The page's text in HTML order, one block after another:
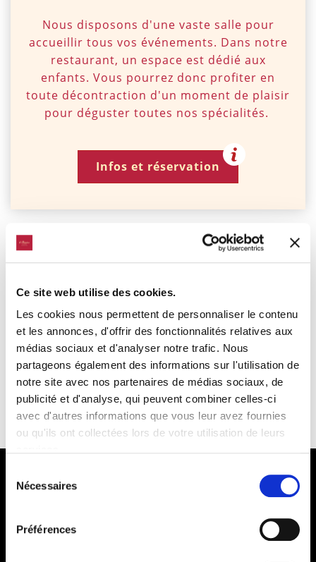
Ce site web utilise des cookies.
Les cookies nous permettent de personnaliser le contenu
et les annonces, d'offrir des fonctionnalités relatives aux
médias sociaux et d'analyser notre trafic. Nous
partageons également des informations sur l'utilisation de
notre site avec nos partenaires de médias sociaux, de
publicité et d'analyse, qui peuvent combiner celles-ci
avec d'autres informations que vous leur avez fournies
ou qu'ils ont collectées lors de votre utilisation de leurs
Nécessaires
Préférences
Nous disposons d'une vaste salle pour
accueillir tous vos événements. Dans notre
restaurant, un espace est dédié aux
enfants. Vous pourrez donc profiter en
toute décontraction d'un moment de plaisir
pour déguster toutes nos spécialités.
Infos et réservation
Menu Enfants
½ Pizza prosciutto ou Margerita 1 boule de glace ou ½ Penne à la
13.50 €
13.50 €
Portion de frites
5.50 €
5.50 €
Salade accompagnement
5.50 €